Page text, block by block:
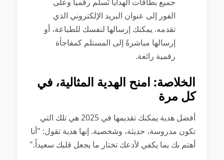
الفور إلى عنوان البريد الإلكتروني الذي
تقدمه. يمكنك إرسالها لنفسك للطباعة، أو
إرسالها مباشرةً إلى المستلم كمفاجأة
رقمية رائعة.
الخلاصة: امنح الهدية المثالية، في
كل مرة
أفضل هدية يمكنك تقديمها في 2025 هي تلك التي
تكون مدروسة، حديثة، وشخصية. إنها هدية تقول: "أنا
أهتم بك بما يكفي لأدعك تختار ما يجعل قلبك سعيداً."